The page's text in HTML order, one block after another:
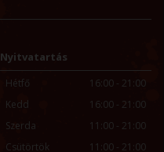
Nyitvatartás
Hétfő
Kedd
Szerda
Csütörtök
16:00 - 21:00
16:00 - 21:00
11:00 - 21:00
11:00 - 21:00